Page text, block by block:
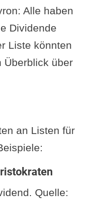
Alle haben
Dividende
Liste könnten
Überblick über
an Listen für
Quelle: